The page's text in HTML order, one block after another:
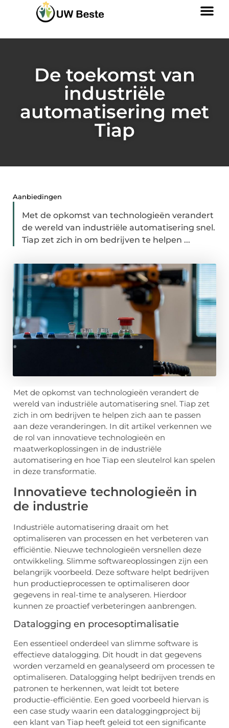
De toekomst van
industriële
automatisering met
Tiap
Aanbiedingen
Met de opkomst van technologieën verandert
de wereld van industriële automatisering snel.
Tiap zet zich in om bedrijven te helpen ...
Met de opkomst van technologieën verandert de
wereld van industriële automatisering snel. Tiap zet
zich in om bedrijven te helpen zich aan te passen
aan deze veranderingen. In dit artikel verkennen we
de rol van innovatieve technologieën en
maatwerkoplossingen in de industriële
automatisering en hoe Tiap een sleutelrol kan spelen
in deze transformatie.
Innovatieve technologieën in
de industrie
Industriële automatisering draait om het
optimaliseren van processen en het verbeteren van
efficiëntie. Nieuwe technologieën versnellen deze
ontwikkeling. Slimme softwareoplossingen zijn een
belangrijk voorbeeld. Deze software helpt bedrijven
hun productieprocessen te optimaliseren door
gegevens in real-time te analyseren. Hierdoor
kunnen ze proactief verbeteringen aanbrengen.
Datalogging en procesoptimalisatie
Een essentieel onderdeel van slimme software is
effectieve datalogging. Dit houdt in dat gegevens
worden verzameld en geanalyseerd om processen te
optimaliseren. Datalogging helpt bedrijven trends en
patronen te herkennen, wat leidt tot betere
productie-efficiëntie. Een goed voorbeeld hiervan is
een case study waarin een dataloggingproject bij
een klant van Tiap heeft geleid tot een significante